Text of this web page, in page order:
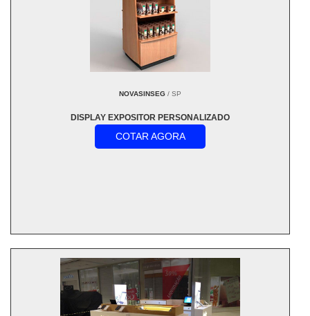
NOVASINSEG / SP
DISPLAY EXPOSITOR PERSONALIZADO
COTAR AGORA